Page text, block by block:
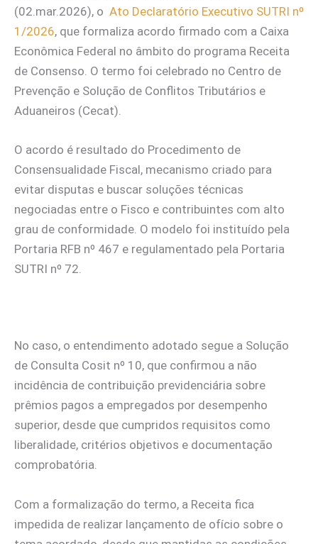
(02.mar.2026), o Ato Declaratório Executivo SUTRI nº
1/2026, que formaliza acordo firmado com a Caixa
Econômica Federal no âmbito do programa Receita
de Consenso. O termo foi celebrado no Centro de
Prevenção e Solução de Conflitos Tributários e
Aduaneiros (Cecat).
O acordo é resultado do Procedimento de
Consensualidade Fiscal, mecanismo criado para
evitar disputas e buscar soluções técnicas
negociadas entre o Fisco e contribuintes com alto
grau de conformidade. O modelo foi instituído pela
Portaria RFB nº 467 e regulamentado pela Portaria
SUTRI nº 72.
No caso, o entendimento adotado segue a Solução
de Consulta Cosit nº 10, que confirmou a não
incidência de contribuição previdenciária sobre
prêmios pagos a empregados por desempenho
superior, desde que cumpridos requisitos como
liberalidade, critérios objetivos e documentação
comprobatória.
Com a formalização do termo, a Receita fica
impedida de realizar lançamento de ofício sobre o